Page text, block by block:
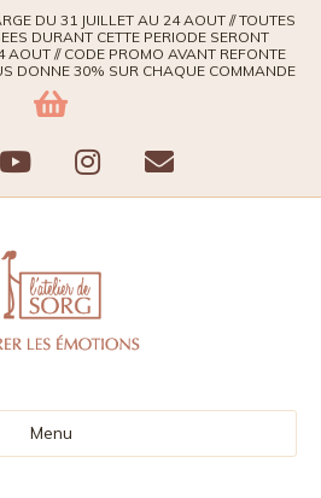
DU 31 JUILLET AU 24 AOUT // TOUTES
DURANT CETTE PERIODE SERONT
AOUT // CODE PROMO AVANT REFONTE
DONNE 30% SUR CHAQUE COMMANDE
YoutubeInstagram
Email
Menu